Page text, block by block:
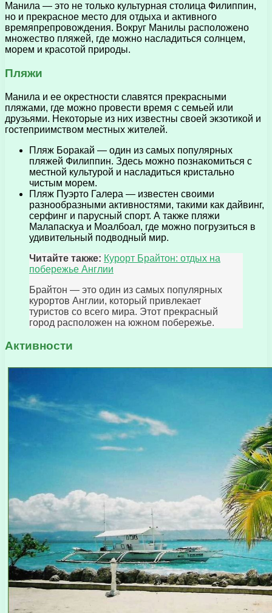
Манила — это не только культурная столица Филиппин,
но и прекрасное место для отдыха и активного
времяпрепровождения. Вокруг Манилы расположено
множество пляжей, где можно насладиться солнцем,
морем и красотой природы.
Пляжи
Манила и ее окрестности славятся прекрасными
пляжами, где можно провести время с семьей или
друзьями. Некоторые из них известны своей экзотикой и
гостеприимством местных жителей.
Пляж Боракай — один из самых популярных
пляжей Филиппин. Здесь можно познакомиться с
местной культурой и насладиться кристально
чистым морем.
Пляж Пуэрто Галера — известен своими
разнообразными активностями, такими как дайвинг,
серфинг и парусный спорт. А также пляжи
Малапаскуа и Моалбоал, где можно погрузиться в
удивительный подводный мир.
Читайте также: Курорт Брайтон: отдых на
побережье Англии
Брайтон — это один из самых популярных
курортов Англии, который привлекает
туристов со всего мира. Этот прекрасный
город расположен на южном побережье.
Активности